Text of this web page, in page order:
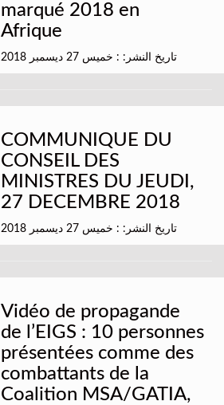
marqué 2018 en
Afrique
تاريخ النشر: : خميس 27 ديسمبر 2018
COMMUNIQUE DU
CONSEIL DES
MINISTRES DU JEUDI,
27 DECEMBRE 2018
تاريخ النشر: : خميس 27 ديسمبر 2018
Vidéo de propagande
de l’EIGS : 10 personnes
présentées comme des
combattants de la
Coalition MSA/GATIA,